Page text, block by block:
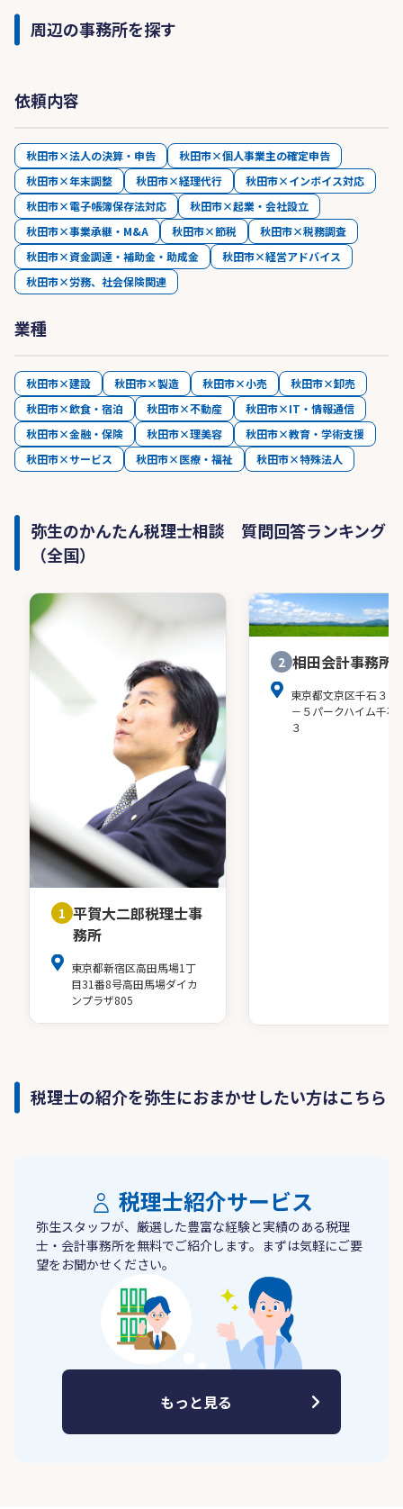
周辺の事務所を探す
依頼内容
秋田市×法人の決算・申告
秋田市×個人事業主の確定申告
秋田市×年末調整
秋田市×経理代行
秋田市×インボイス対応
秋田市×電子帳簿保存法対応
秋田市×起業・会社設立
秋田市×事業承継・M&A
秋田市×節税
秋田市×税務調査
秋田市×資金調達・補助金・助成金
秋田市×経営アドバイス
秋田市×労務、社会保険関連
業種
秋田市×建設 秋田市×製造 秋田市×小売
秋田市×卸売
秋田市×飲食・宿泊
秋田市×不動産
秋田市×IT・情報通信
秋田市×金融・保険
秋田市×理美容
秋田市×教育・学術支援
秋田市×サービス
秋田市×医療・福祉 秋田市×特殊法人
弥生のかんたん税理士相談 質問回答ランキング
（全国）
1 平賀大二郎税理士事
務所
東京都新宿区高田馬場1丁
目31番8号高田馬場ダイカ
ンプラザ805
2 相田会計事務所
東京都文京区千石３－
－５パークハイム千石
３
税理士の紹介を弥生におまかせしたい方はこちら
税理士紹介サービス
弥生スタッフが、厳選した豊富な経験と実績のある税理
士・会計事務所を無料でご紹介します。まずは気軽にご要
望をお聞かせください。
もっと見る